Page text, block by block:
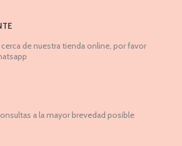
de nuestra tienda online, por favor
a la mayor brevedad posible